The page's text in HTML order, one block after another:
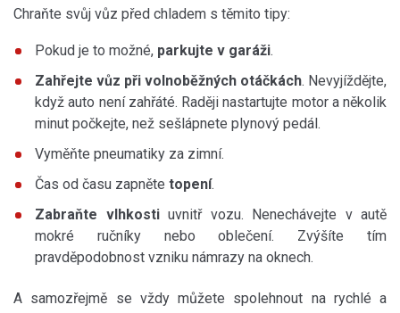
Chraňte svůj vůz před chladem s těmito tipy:
Pokud je to možné, parkujte v garáži.
Zahřejte vůz při volnoběžných otáčkách. Nevyjíždějte,
když auto není zahřáté. Raději nastartujte motor a několik
minut počkejte, než sešlápnete plynový pedál.
Vyměňte pneumatiky za zimní.
Čas od času zapněte topení.
Zabraňte vlhkostiuvnitř vozu. Nenechávejte v autě
mokré ručníky nebo oblečení. Zvýšíte tím
pravděpodobnost vzniku námrazy na oknech.
A samozřejmě se vždy můžete spolehnout na rychlé a